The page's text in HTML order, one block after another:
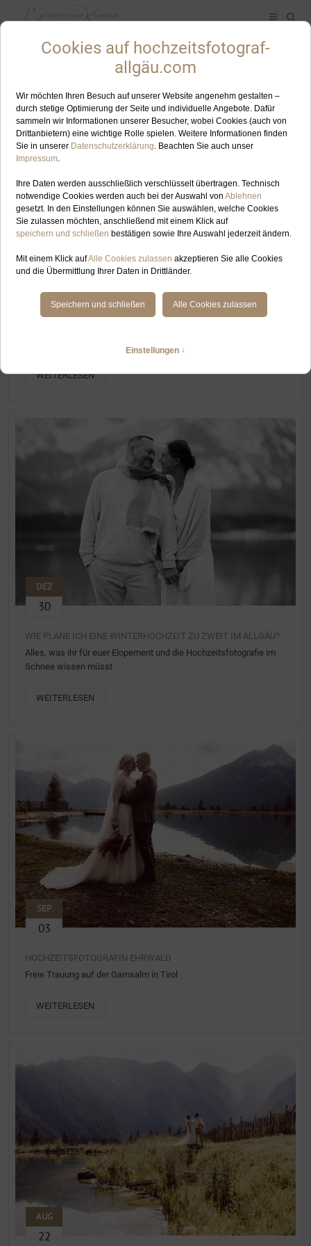
ALLES ZUM SCHLAGWORT: HOCHZEITSFOTOGRAFIN
ÖSTERREICH
JUN
04
WEITERLESEN
DEZ
30
WIE PLANE ICH EINE WINTERHOCHZEIT ZU ZWEIT IM ALLGÄU?
Empfehlung
Alles, was ihr für euer Elopement und die Hochzeitsfotografie im
Schnee wissen müsst
WEITERLESEN
SEP
03
HOCHZEITSFOTOGRAFIN EHRWALD
Freie Trauung auf der Gamsalm in Tirol
WEITERLESEN
AUG
22